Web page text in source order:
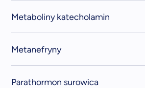
Metaboliny katecholamin
Metanefryny
Parathormon surowica